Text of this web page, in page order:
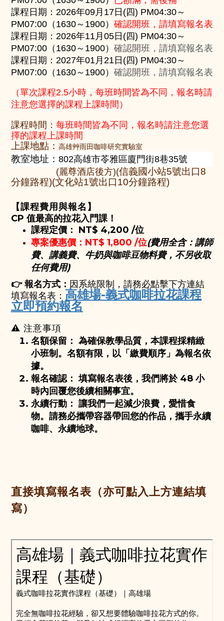
課程日期：2026年09月17日(四) PM04:30～
PM07:00（1630～ 1900） 確認開班，請填寫報名表
課程日期：2026年11月05日(四) PM04:30～
PM07:00（1630～ 1900） 確認開班，請填寫報名表
課程日期：2027年01月21日 (四) PM04:30～
PM07:00（1630～ 1900） 確認開班，請填寫報名表
（單次課程2.5小時，每班時間皆為不同， 報名時請
注意您選擇的課程上課時間 ）
課程時間： 每班時間皆為不同， 報名時請注意您選
擇的課程上課時間
上課地點： 高雄艸雨田咖啡研究實驗室
教室地址： 802高雄市苓雅區廈門街8巷35號
(麗尊酒店後方)(信義國小站5號出口8
分鐘路程)(文化站1號出口10分鐘路程)
【課程費用與報名】
CP 值最高的拉花入門課！
課程定價： NT$ 4,200 /位
專案優惠價：NT$ 1,800 /位(費用全含：講師
費、講義費、牛奶與咖啡豆物料費， 不另收取
任何費用)
👉 報名方式： 因系統限制，請務必點擊下方連結
填寫報名表： 高雄場-義式咖啡拉花課程
立即預約報名
⚠️ 注意事項
名額保留： 為確保教學品質，本課程採精緻
小班制。名額有限，以「繳費順序」為報名依
據。
報名確認： 填寫報名表後，我們將於 48 小
時內回覆您後續相關事宜。
永續行動： 讓我們一起減少浪費，愛惜食
物。請務必攜帶容器帶回您的作品，攜手永續
咖啡、永續地球。
直接填寫報名表（亦可點入上方連結填
寫）